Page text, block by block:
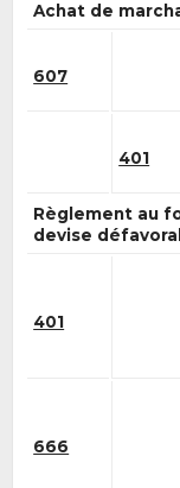
Achat de
607
401
Règlement au
devise
401
666